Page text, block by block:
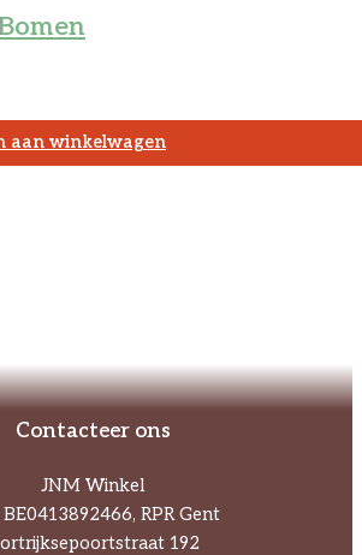
aan winkelwagen
Contacteer ons
JNM Winkel
RPR Gent
192